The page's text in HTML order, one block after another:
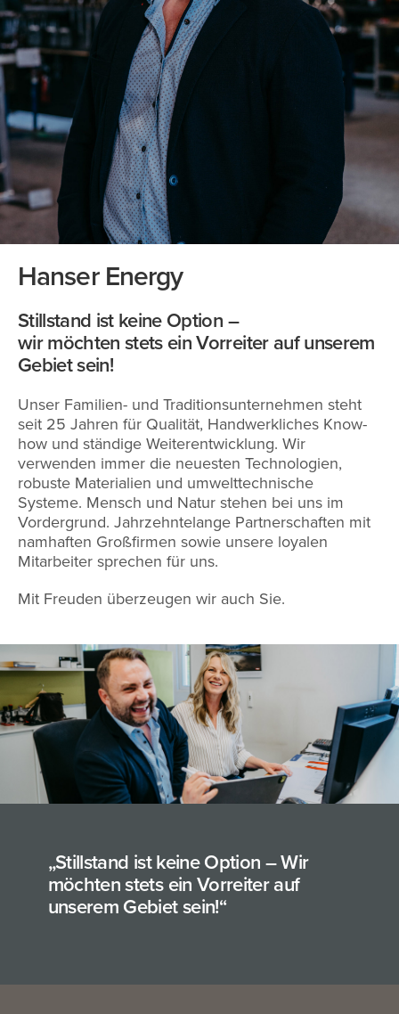
Hanser Energy
Stillstand ist keine Option –
wir möchten stets ein Vorreiter auf unserem
Gebiet sein!
Unser Familien- und Traditionsunternehmen steht
seit 25 Jahren für Qualität, Handwerkliches Know-
how und ständige Weiterentwicklung. Wir
verwenden immer die neuesten Technologien,
robuste Materialien und umwelttechnische
Systeme. Mensch und Natur stehen bei uns im
Vordergrund. Jahrzehntelange Partnerschaften mit
namhaften Großfirmen sowie unsere loyalen
Mitarbeiter sprechen für uns.
Mit Freuden überzeugen wir auch Sie.
„Stillstand ist keine Option – Wir
möchten stets ein Vorreiter auf
unserem Gebiet sein!“